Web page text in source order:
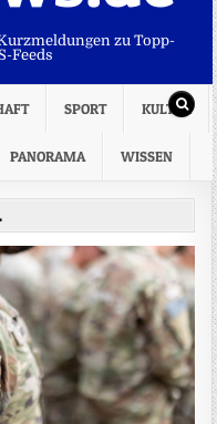
zu Topp-
Feeds
SPORT KULTUR
PANORAMA WISSEN